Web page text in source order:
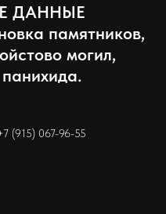
ДАННЫЕ
памятников,
могил,
(915) 067-96-55